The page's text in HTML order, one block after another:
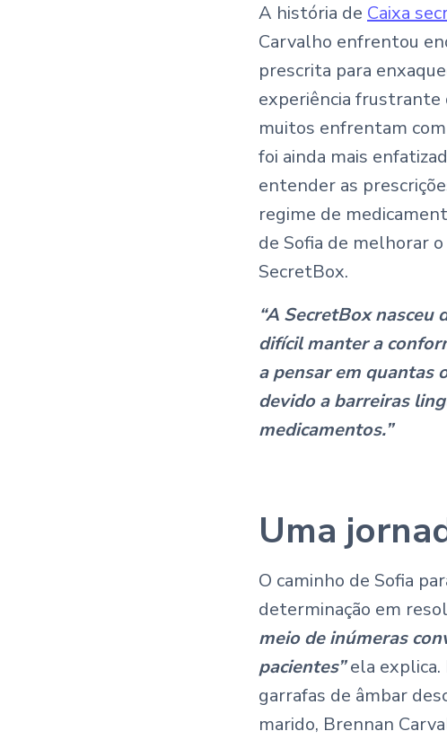
A história de Caixa
Carvalho enfrentou
prescrita para
experiência frustrante
muitos enfrentam com
foi ainda mais
entender as
regime de
de Sofia de melhorar
SecretBox.
“A SecretBox nasceu
difícil manter a
a pensar em quantas
devido a barreiras
medicamentos.”
Uma
O caminho de Sofia
determinação em
meio de inúmeras
pacientes”ela
garrafas de âmbar
marido, Brennan